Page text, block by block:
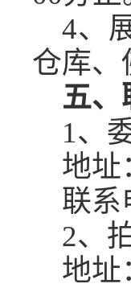
4、
仓库、
五、
1、
地址
联系
2、
地址